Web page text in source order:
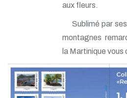
aux fleurs.
Sublimé par
montagnes
la Martinique vous